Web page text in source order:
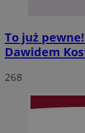
To już
Dawidem
268